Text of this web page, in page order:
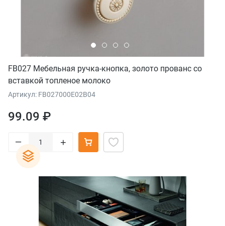
FB027 Мебельная ручка-кнопка, золото прованс со
вставкой топленое молоко
Артикул: FB027000E02B04
99.09 ₽
– +